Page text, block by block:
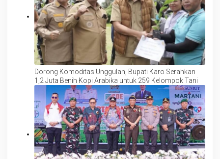
Dorong Komoditas Unggulan, Bupati Karo Serahkan
1,2 Juta Benih Kopi Arabika untuk 259 Kelompok Tani